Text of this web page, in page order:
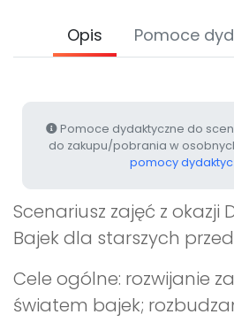
Opis Pomoce
Pomoce dydaktyczne do
do zakupu/pobrania w
pomocy
Scenariusz zajęć z okazji
Bajek dla starszych
Cele ogólne: rozwijanie
światem bajek;